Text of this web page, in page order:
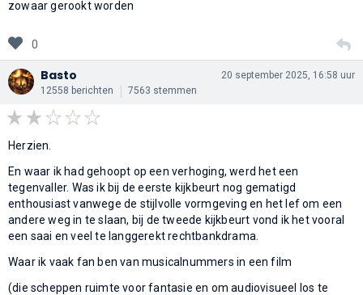
zowaar gerookt worden
0
Basto
12558 berichten 7563 stemmen
20 september 2025, 16:58 uur
Herzien.
En waar ik had gehoopt op een verhoging, werd het een
tegenvaller. Was ik bij de eerste kijkbeurt nog gematigd
enthousiast vanwege de stijlvolle vormgeving en het lef om een
andere weg in te slaan, bij de tweede kijkbeurt vond ik het vooral
een saai en veel te langgerekt rechtbankdrama.
Waar ik vaak fan ben van musicalnummers in een film
(die scheppen ruimte voor fantasie en om audiovisueel los te